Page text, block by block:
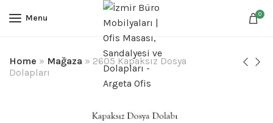
Menu 0
Home » Mağaza » 2605 Kapaksız Dosya
Dolapları